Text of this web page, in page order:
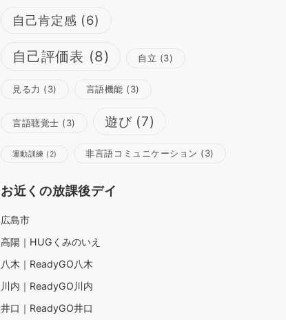
自己肯定感 (6)
自己評価表 (8) 自立 (3)
見る力 (3) 言語機能 (3)
言語聴覚士 (3) 遊び(7)
運動訓練 (2) 非言語コミュニケーション (3)
お近くの放課後デイ
広島市
高陽｜HUGくみのいえ
八木｜ReadyGO八木
川内｜ReadyGO川内
井口｜ReadyGO井口